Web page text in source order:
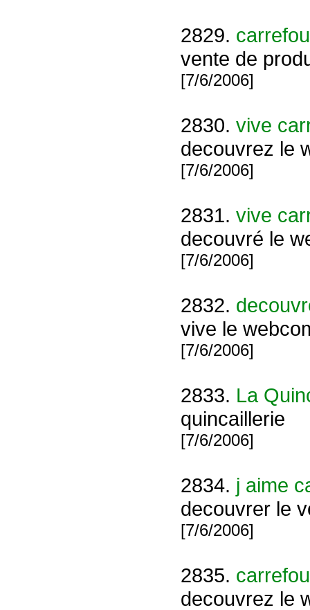
2829.
vente de
[7/6/2006]
2830. vive
decouvrez le
[7/6/2006]
2831. vive
decouvré le
[7/6/2006]
2832.
vive le
[7/6/2006]
2833. La
quincaillerie
[7/6/2006]
2834. j aime
decouvrer le
[7/6/2006]
2835.
decouvrez le